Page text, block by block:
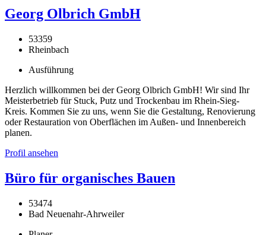
Georg Olbrich GmbH
53359
Rheinbach
Ausführung
Herzlich willkommen bei der Georg Olbrich GmbH! Wir sind Ihr
Meisterbetrieb für Stuck, Putz und Trockenbau im Rhein-Sieg-
Kreis. Kommen Sie zu uns, wenn Sie die Gestaltung, Renovierung
oder Restauration von Oberflächen im Außen- und Innenbereich
planen.
Profil ansehen
Büro für organisches Bauen
53474
Bad Neuenahr-Ahrweiler